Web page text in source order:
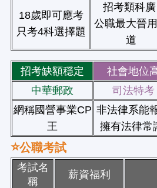
18歲即可應考
只考4科選擇題
招考類科廣
公職最大晉
道
招考缺額穩定 社會地位
中華郵政
司法特考
網稱國營事業CP
王
非法律系能
擁有法律常
⭐公職考試
考試名
稱
薪資福利